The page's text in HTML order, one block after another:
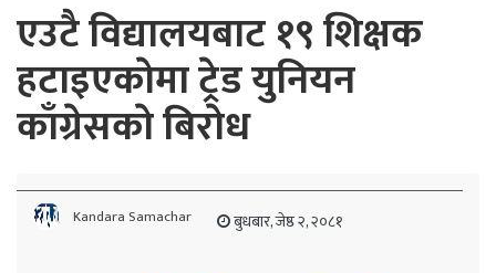
एउटै विद्यालयबाट १९ शिक्षक
हटाइएकाेमा ट्रेड युनियन
काँग्रेसकाे बिराेध
Kandara Samachar बुधबार, जेष्ठ २, २०८१